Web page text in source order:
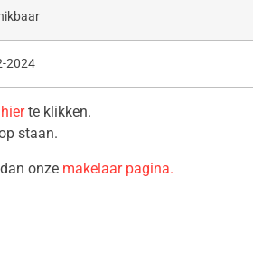
2024
hierte klikken.
staan.
onze makelaar pagina.